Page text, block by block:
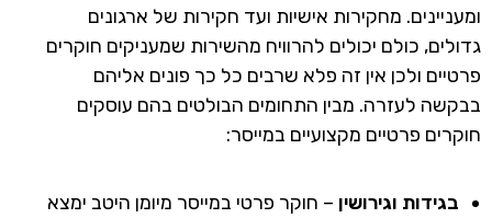
ומעניינים. מחקירות אישיות ועד חקירות של ארגונים
גדולים, כולם יכולים להרוויח מהשירות שמעניקים חוקרים
פרטיים ולכן אין זה פלא שרבים כל כך פונים אליהם
בבקשה לעזרה. מבין התחומים הבולטים בהם עוסקים
חוקרים פרטיים מקצועיים במייסר:
בגידות וגירושין – חוקר פרטי במייסר מיומן היטב ימצא